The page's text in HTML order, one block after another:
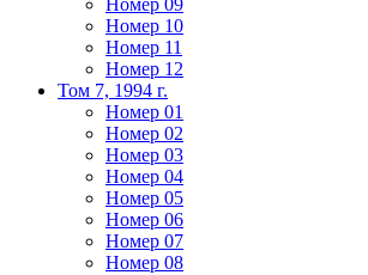
Номер 09
Номер 10
Номер 11
Номер 12
Том 7, 1994 г.
Номер 01
Номер 02
Номер 03
Номер 04
Номер 05
Номер 06
Номер 07
Номер 08